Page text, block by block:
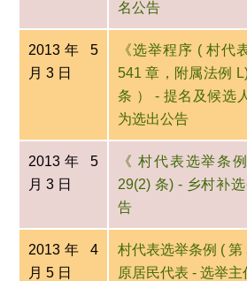
名公告
2013年 5
月 3 日
《选举程序 ( 村代
541 章，附属法例
条 ） - 提名及候选
为选出公告
2013年 5
月 3 日
《 村代表选举条
29(2) 条) - 乡村补
告
2013年 4
月 5 日
村代表选举条例 (
原居民代表 - 选举主